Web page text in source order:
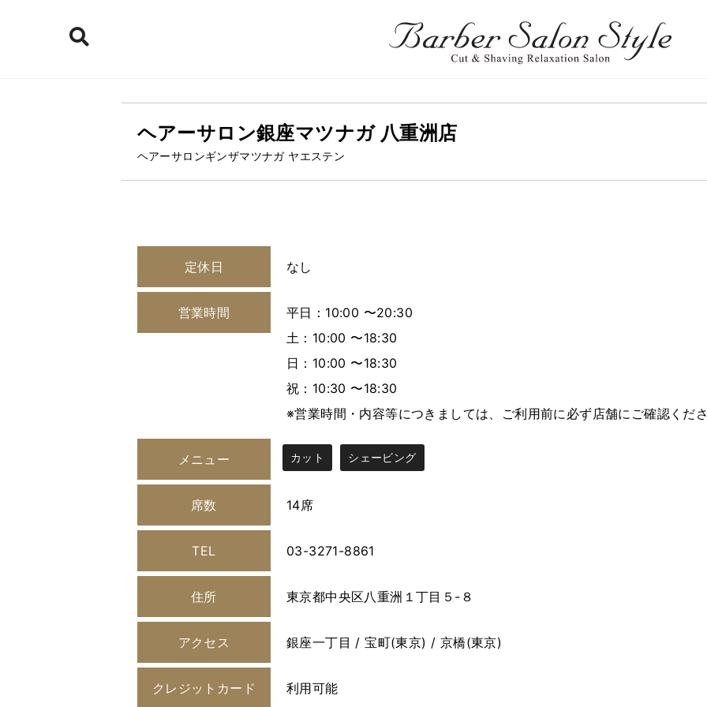
ヘアーサロン銀座マツナガ 八重洲店
ヘアーサロンギンザマツナガ ヤエステン
定休日 なし
営業時間
平日：10:00 〜20:30
土：10:00 〜18:30
日：10:00 〜18:30
祝：10:30 〜18:30
※営業時間・内容等につきましては、ご利用前に必ず店舗にご確認くだ
メニュー カット シェービング
席数 14席
TEL 03-3271-8861
住所 東京都中央区八重洲１丁目５-８
アクセス 銀座一丁目 / 宝町(東京) / 京橋(東京)
クレジットカード
利用可能